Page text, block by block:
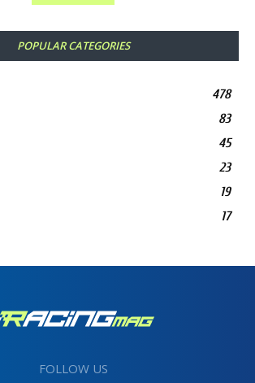
POPULAR CATEGORIES
478
83
45
23
19
17
FOLLOW US